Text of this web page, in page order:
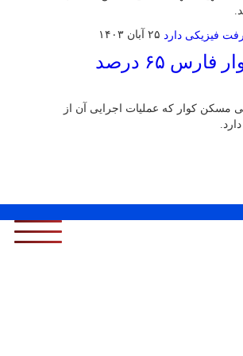
۲۵ آبان ۱۴۰۳
پروژه ۴۰۰ واحدی نهضت ملی مسکن کوار فارس ۶۵ درصد
پروژه ۴۰۰ واحدی نهضت ملی مسکن کوار که عملیات اجرایی آن از